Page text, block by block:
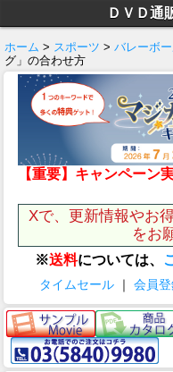
ＤＶＤ通
ホーム > スポーツ > バレーボ
グ」の合わせ方
【重要】キャンペーン
Xで、更新情報やお
をお
※送料については、
タイムセール ｜ 会員